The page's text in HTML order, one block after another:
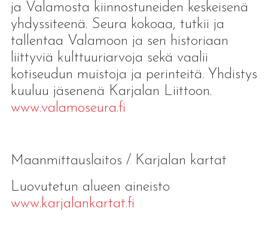
ja Valamosta kiinnostuneiden keskeisenä
yhdyssiteenä. Seura kokoaa, tutkii ja
tallentaa Valamoon ja sen historiaan
liittyviä kulttuuriarvoja sekä vaalii
kotiseudun muistoja ja perinteitä. Yhdistys
kuuluu jäsenenä Karjalan Liittoon.
www.valamoseura.fi
Maanmittauslaitos / Karjalan kartat
Luovutetun alueen aineisto
www.karjalankartat.fi